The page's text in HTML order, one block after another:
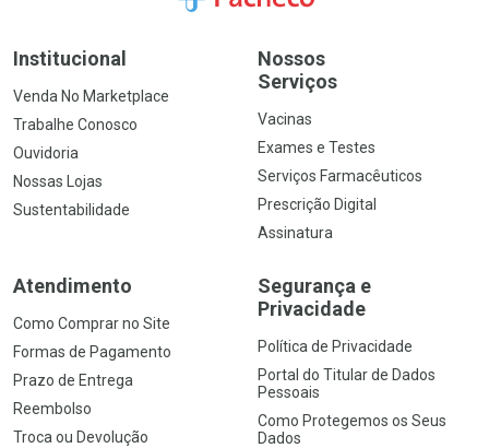
Institucional
Venda No Marketplace
Trabalhe Conosco
Ouvidoria
Nossas Lojas
Sustentabilidade
Nossos
Serviços
Vacinas
Exames e Testes
Serviços Farmacêuticos
Prescrição Digital
Assinatura
Atendimento
Como Comprar no Site
Formas de Pagamento
Prazo de Entrega
Reembolso
Troca ou Devolução
Segurança e
Privacidade
Política de Privacidade
Portal do Titular de Dados
Pessoais
Como Protegemos os Seus
Dados